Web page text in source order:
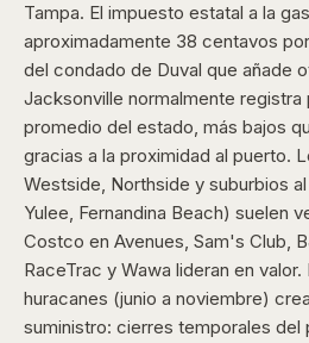
Tampa. El impuesto estatal a la
aproximadamente 38 centavos
del condado de Duval que añade
Jacksonville normalmente
promedio del estado, más bajos
gracias a la proximidad al puerto.
Westside, Northside y suburbios
Yulee, Fernandina Beach) suelen
Costco en Avenues, Sam's Club,
RaceTrac y Wawa lideran en
huracanes (junio a noviembre)
suministro: cierres temporales del